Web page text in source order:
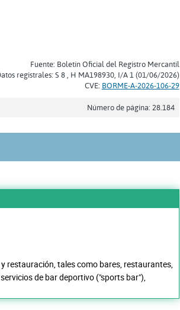
Fuente: Boletín Oficial del Registro Mercantil
registrales: S 8 , H MA198930, I/A 1 (01/06/2026)
CVE: BORME-A-2026-106-29
Número de página: 28.184
restauración, tales como bares, restaurantes,
de bar deportivo ("sports bar"),